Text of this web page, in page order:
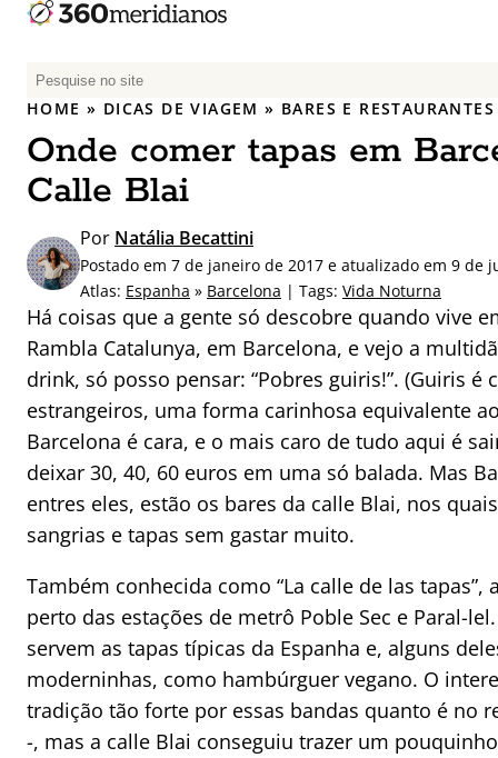
P
e
q
u
a
r
p
o
:
HOME » DICAS DE VIAGEM » BARES E RESTAURANTES
Onde comer tapas em
Calle Blai
Por Natália Becattini
Postado em 7 de janeiro de 2017 e atualizado em 9 de
Atlas: Espanha » Barcelona | Tags: Vida Noturna
Há coisas que a gente só descobre quando vive
Rambla Catalunya, em Barcelona, e vejo a
drink, só posso pensar: “Pobres guiris!”. (Guiris
estrangeiros, uma forma carinhosa equivalente
Barcelona é cara, e o mais caro de tudo aqui é
deixar 30, 40, 60 euros em uma só balada. Mas
entres eles, estão os bares da calle Blai, nos
sangrias e tapas sem gastar muito.
Também conhecida como “La calle de las
perto das estações de metrô Poble Sec e Paral-
servem as tapas típicas da Espanha e, alguns
moderninhas, como hambúrguer vegano. O
tradição tão forte por essas bandas quanto é no
-, mas a calle Blai conseguiu trazer um